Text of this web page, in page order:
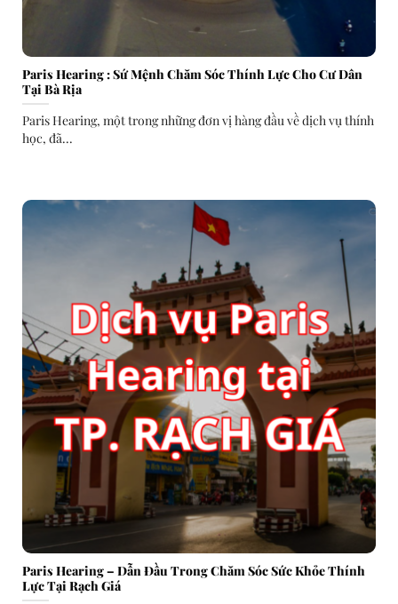
Paris Hearing : Sứ Mệnh Chăm Sóc Thính Lực Cho Cư Dân
Tại Bà Rịa
Paris Hearing, một trong những đơn vị hàng đầu về dịch vụ thính
học, đã...
Paris Hearing – Dẫn Đầu Trong Chăm Sóc Sức Khỏe Thính
Lực Tại Rạch Giá